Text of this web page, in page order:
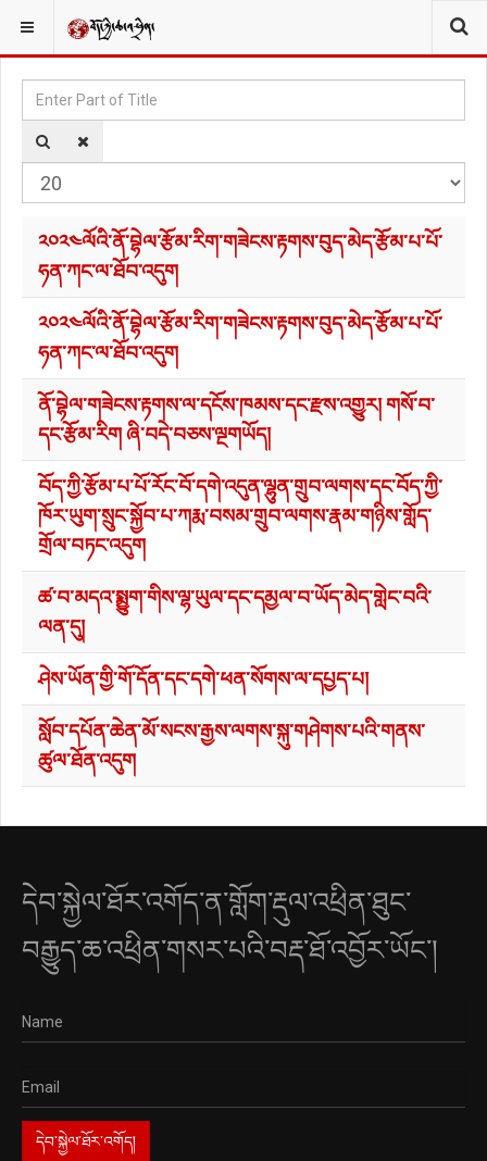
YOU ARE HERE: མཆན་བྱང༌།
Enter Part of Title
༢༠༢༤ལོའི་ནོ་བྷེལ་རྩོམ་རིག་གཟེངས་རྟགས་བུད་མེད་རྩོམ་པ་པོ་
ཧན་ཀང་ལ་ཐོབ་འདུག
༢༠༢༤ལོའི་ནོ་བྷེལ་རྩོམ་རིག་གཟེངས་རྟགས་བུད་མེད་རྩོམ་པ་པོ་
ཧན་ཀང་ལ་ཐོབ་འདུག
ནོ་བྷེལ་གཟེངས་རྟགས་ལ་དངོས་ཁམས་དང་རྫས་འགྱུར། གསོ་བ་
དང་རྩོམ་རིག ཞི་བདེ་བཅས་ལྔགཡོད།
བོད་ཀྱི་རྩོམ་པ་པོ་རོང་བོ་དགེ་འདུན་ལྷུན་གྲུབ་ལགས་དང་བོད་ཀྱི་
ཁོར་ཡུག་སྲུང་སྐྱོབ་པ་ཀརྨ་བསམ་གྲུབ་ལགས་རྣམ་གཉིས་གློད་
གྲོལ་བཏང་འདུག
ཚ་བ་མདའ་སྨྱུག་གིས་ལྷ་ཡུལ་དང་དམྱལ་བ་ཡོད་མེད་གླེང་བའི་
ལན་དུ།
ཤེས་ཡོན་གྱི་གོ་དོན་དང་དགེ་ཕན་སོགས་ལ་དཔྱད་པ།
སློབ་དཔོན་ཆེན་མོ་སངས་རྒྱས་ལགས་སྐུ་གཤེགས་པའི་གནས་
ཚུལ་ཐོན་འདུག
དེབ་སྐྱེལ་ཐོར་འགོད་ན་གློག་རྡུལ་འཕྲིན་ཐུང་
བརྒྱུད་ཆ་འཕྲིན་གསར་པའི་བརྡ་ཐོ་འབྱོར་ཡོང་།